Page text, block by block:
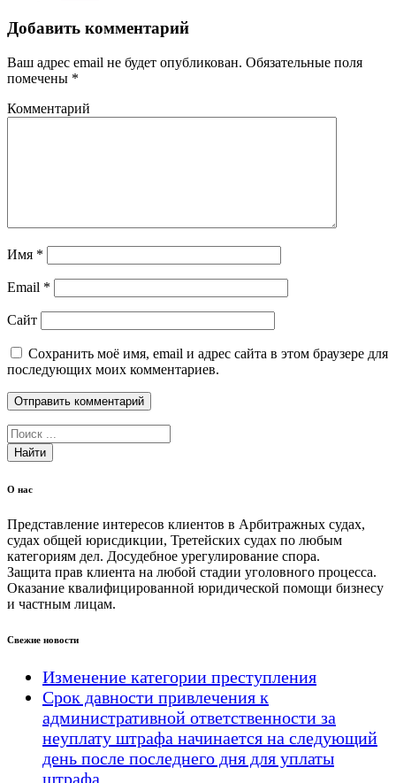
Добавить комментарий
Ваш адрес email не будет опубликован. Обязательные поля
помечены *
Комментарий
Имя *
Email *
Сайт
Сохранить моё имя, email и адрес сайта в этом браузере для
последующих моих комментариев.
Найти
О нас
Представление интересов клиентов в Арбитражных судах,
судах общей юрисдикции, Третейских судах по любым
категориям дел. Досудебное урегулирование спора.
Защита прав клиента на любой стадии уголовного процесса.
Оказание квалифицированной юридической помощи бизнесу
и частным лицам.
Свежие новости
Изменение категории преступления
Срок давности привлечения к
административной ответственности за
неуплату штрафа начинается на следующий
день после последнего дня для уплаты
штрафа